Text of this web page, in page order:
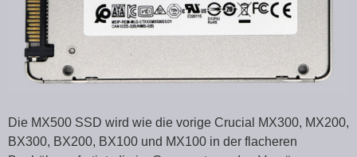
Die MX500 SSD wird wie die vorige Crucial MX300, MX200,
BX300, BX200, BX100 und MX100 in der flacheren